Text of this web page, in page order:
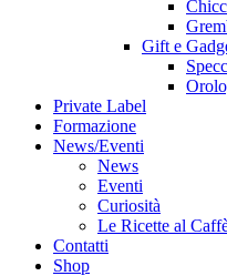
Gift e
Private Label
Formazione
News/Eventi
News
Eventi
Curiosità
Le Ricette al
Contatti
Shop